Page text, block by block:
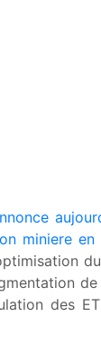
miniere en
des